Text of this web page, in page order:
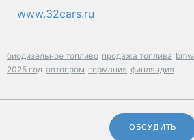
www.32cars.ru
биодизельное топливо продажа топлива bmw
2025 год автопром германия финляндия
ОБСУДИТЬ